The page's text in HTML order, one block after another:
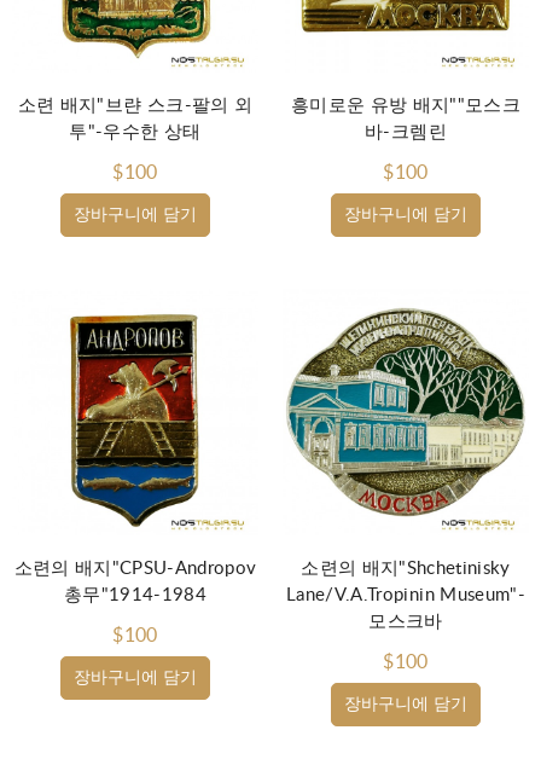
장바구니에 담기
소련 배지"브랸 스크-팔의 외
투"-우수한 상태
$100
장바구니에 담기
흥미로운 유방 배지""모스크
바-크렘린
$100
장바구니에 담기
소련의 배지"CPSU-Andropov
총무"1914-1984
$100
장바구니에 담기
소련의 배지"Shchetinisky
Lane/V.A.Tropinin Museum"-
모스크바
$100